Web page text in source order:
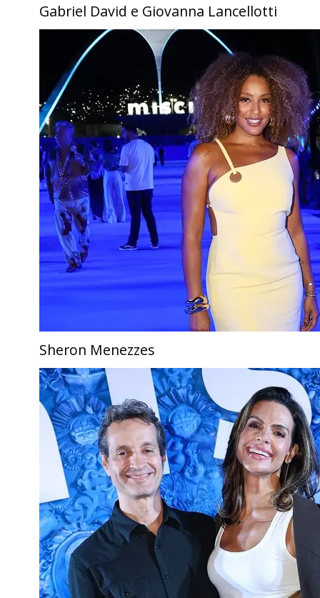
Gabriel David e Giovanna Lancellotti
Sheron Menezzes